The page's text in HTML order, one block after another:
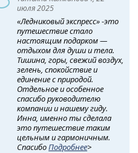
июля 2025
«Ледниковый экспресс» -это
путешествие стало
настоящим подарком —
отдыхом для души и тела.
Тишина, горы, свежий воздух,
зелень, спокойствие и
единение с природой.
Отдельное и особенное
спасибо руководителю
компании и нашему гиду.
Инна, именно ты сделала
это путешествие таким
цельным и гармоничным.
СпасибоПодробнее>